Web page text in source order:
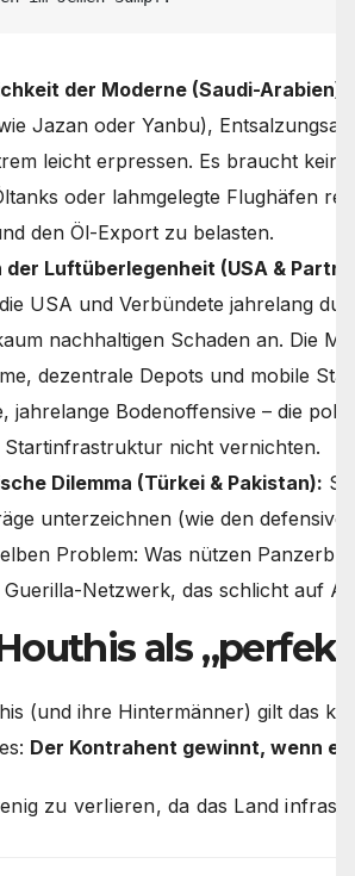
der Moderne (Saudi-Arabien):
Jazan oder Yanbu),
leicht erpressen. Es braucht
oder lahmgelegte Flughäfen
den Öl-Export zu belasten.
der Luftüberlegenheit (USA &
USA und Verbündete jahrelang
nachhaltigen Schaden an. Die
dezentrale Depots und mobile
jahrelange Bodenoffensive – die
Startinfrastruktur nicht vernichten.
Dilemma (Türkei & Pakistan):
unterzeichnen (wie den
Problem: Was nützen
Guerilla-Netzwerk, das schlicht auf
als
(und ihre Hintermänner) gilt das
Der Kontrahent gewinnt, wenn
zu verlieren, da das Land